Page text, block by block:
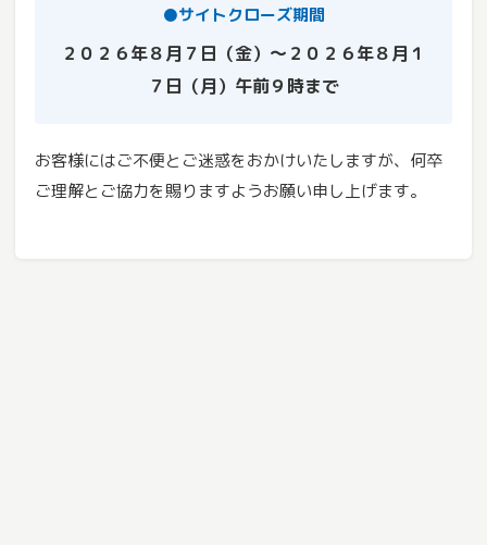
●サイトクローズ期間
２０２６年８月７日（金）～２０２６年８月１
７日（月）午前９時まで
お客様にはご不便とご迷惑をおかけいたしますが、何卒
ご理解とご協力を賜りますようお願い申し上げます。